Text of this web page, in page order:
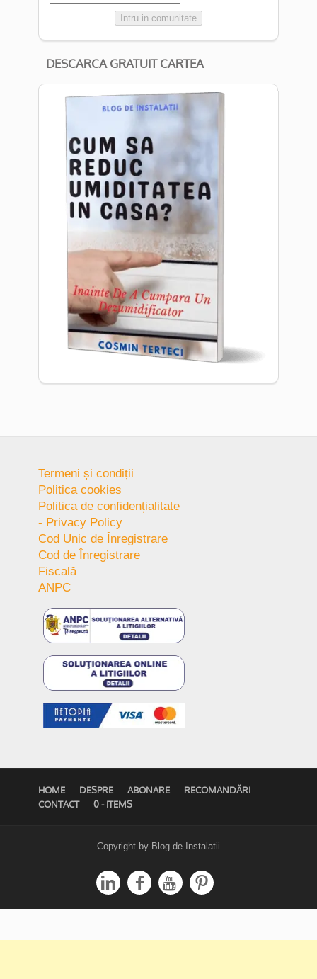
Intru in comunitate
DESCARCA GRATUIT CARTEA
Termeni și condiții
Politica cookies
Politica de confidențialitate
- Privacy Policy
Cod Unic de Înregistrare
Cod de Înregistrare
Fiscală
ANPC
HOME DESPRE ABONARE
RECOMANDĂRI
CONTACT
0 - ITEMS
Copyright by Blog de Instalatii
   